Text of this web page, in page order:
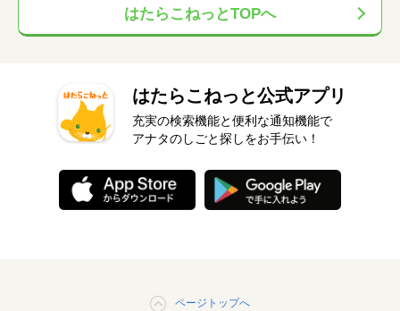
はたらこねっとTOPへ
はたらこねっと公式アプリ
充実の検索機能と便利な通知機能で
アナタのしごと探しをお手伝い！
ページトップへ